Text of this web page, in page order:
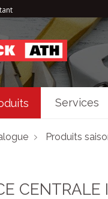
Services
Produits
CENTRALE